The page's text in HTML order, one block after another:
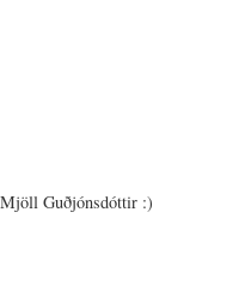
Guðjónsdóttir :)